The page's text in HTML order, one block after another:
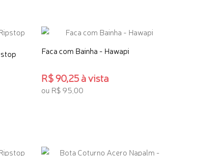
Faca com Bainha - Hawapi
R$ 90,25 à vista
ou R$ 95,00